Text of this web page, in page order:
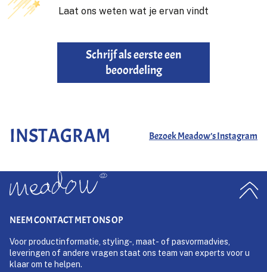
Laat ons weten wat je ervan vindt
Schrijf als eerste een
beoordeling
INSTAGRAM Bezoek Meadow’s Instagram
NEEM CONTACT MET ONS OP
Voor productinformatie, styling-, maat- of pasvormadvies,
leveringen of andere vragen staat ons team van experts voor u
klaar om te helpen.